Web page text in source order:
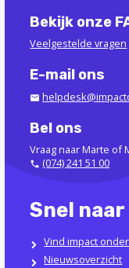
Bekijk onze
Veelgestelde vragen
E-mail ons
Bel ons
Vraag naar Marte of
(074) 241 51 00
Snel naar
Vind impact
Nieuwsoverzicht